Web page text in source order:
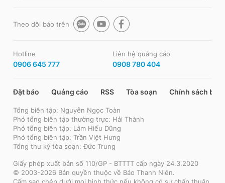
Theo dõi báo trên
Hotline
0906 645 777
Liên hệ quảng cáo
0908 780 404
Đặt báo Quảng cáo RSS Tòa soạn Chính sách bảo
Tổng biên tập: Nguyễn Ngọc Toàn
Phó tổng biên tập thường trực: Hải Thành
Phó tổng biên tập: Lâm Hiếu Dũng
Phó tổng biên tập: Trần Việt Hưng
Tổng thư ký tòa soạn: Đức Trung
Giấy phép xuất bản số 110/GP - BTTTT cấp ngày 24.3.2020
© 2003-2026 Bản quyền thuộc về Báo Thanh Niên.
Cấm sao chép dưới mọi hình thức nếu không có sự chấp thuận